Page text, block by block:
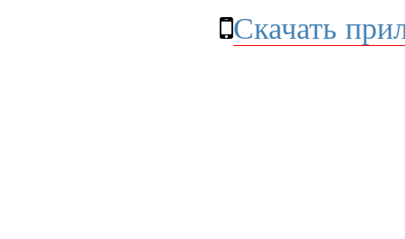
Скачать